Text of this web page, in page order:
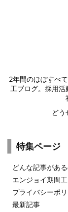
2年間のほぼすべ
工ブログ。採用
どう
特集ページ
どんな記事があ
エンジョイ期間
プライバシーポ
最新記事